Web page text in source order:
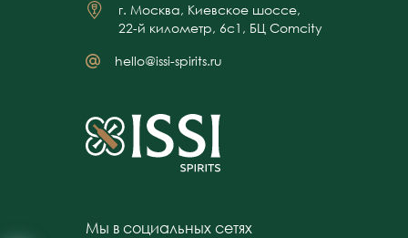
г. Москва, Киевское шоссе,
22-й километр, 6с1, БЦ Comcity
hello@issi-spirits.ru
Мы в социальных сетях